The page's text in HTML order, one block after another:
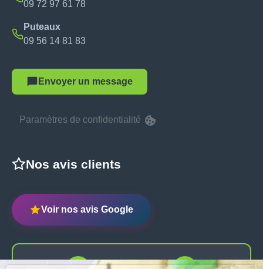
09 72 97 61 78
Puteaux
09 56 14 81 83
Envoyer un message
Paramètres de confidentialité
Nos avis clients
Voir nos avis Google